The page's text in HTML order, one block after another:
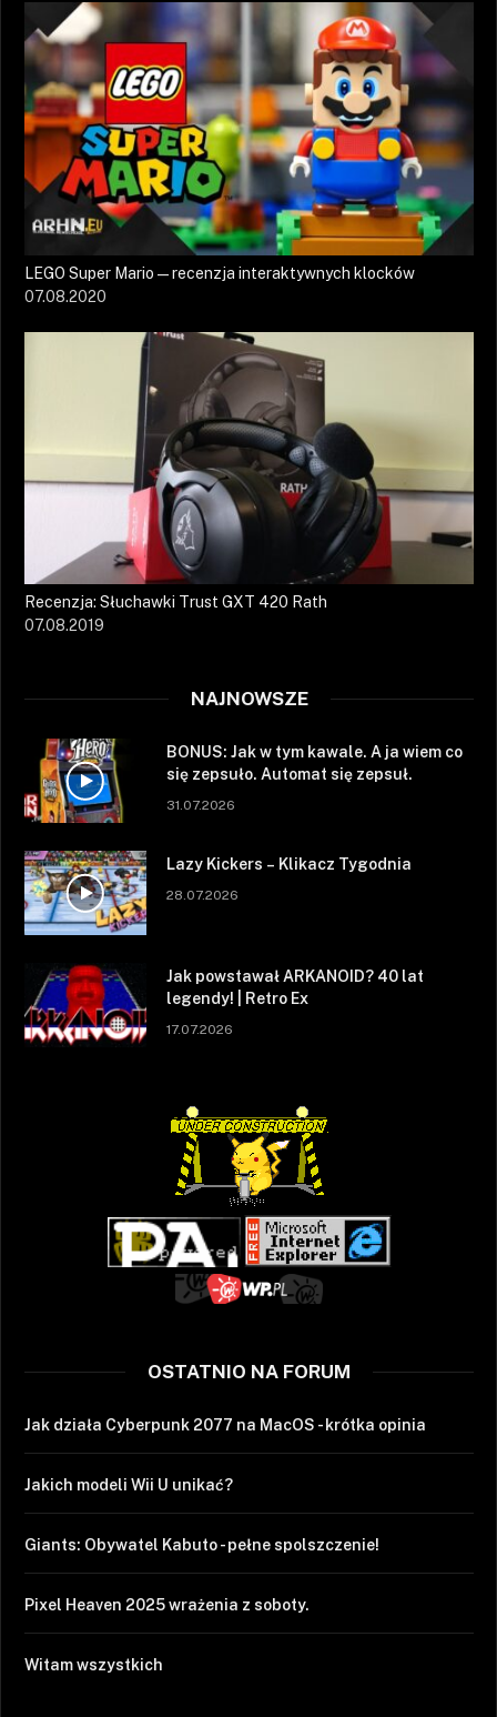
LEGO Super Mario — recenzja interaktywnych klocków
07.08.2020
Recenzja: Słuchawki Trust GXT 420 Rath
07.08.2019
NAJNOWSZE
BONUS: Jak w tym kawale. A ja wiem co
się zepsuło. Automat się zepsuł.
31.07.2026
Lazy Kickers – Klikacz Tygodnia
28.07.2026
Jak powstawał ARKANOID? 40 lat
legendy! | Retro Ex
17.07.2026
OSTATNIO NA FORUM
Jak działa Cyberpunk 2077 na MacOS - krótka opinia
Jakich modeli Wii U unikać?
Giants: Obywatel Kabuto - pełne spolszczenie!
Pixel Heaven 2025 wrażenia z soboty.
Witam wszystkich